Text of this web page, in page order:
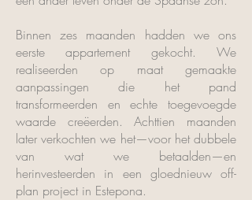
Binnen zes maanden hadden we ons
eerste appartement gekocht. We
realiseerden op maat gemaakte
aanpassingen die het pand
transformeerden en echte toegevoegde
waarde creëerden. Achttien maanden
later verkochten we het—voor het dubbele
van wat we betaalden—en
herinvesteerden in een gloednieuw off-
plan project in Estepona.